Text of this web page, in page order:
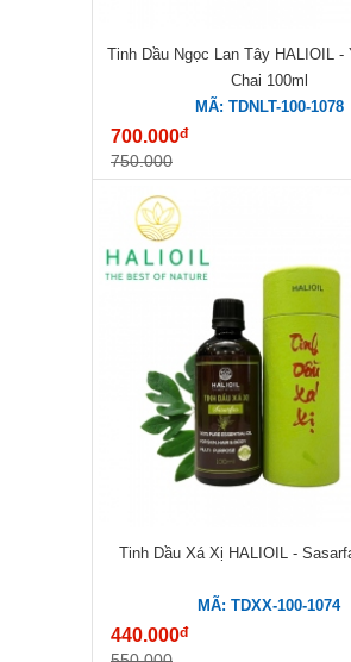
Tinh Dầu Ngọc Lan Tây HALIOIL -
Chai 100ml
MÃ: TDNLT-100-1078
700.000đ
750.000
Tinh Dầu Xá Xị HALIOIL -
MÃ: TDXX-100-1074
440.000đ